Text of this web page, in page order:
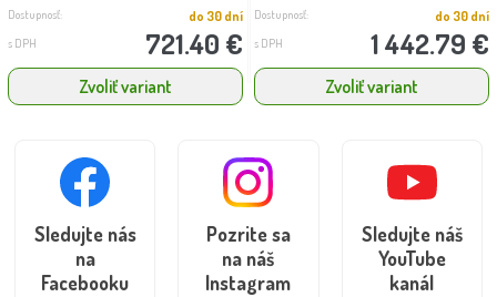
Dostupnosť: do 30 dní
s DPH 721.40 €
Zvoliť variant
Dostupnosť: do 30 dní
s DPH 1 442.79 €
Zvoliť variant
Sledujte nás
na
Facebooku
Pozrite sa
na náš
Instagram
Sledujte náš
YouTube
kanál